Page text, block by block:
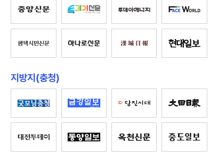
지방지(충청)